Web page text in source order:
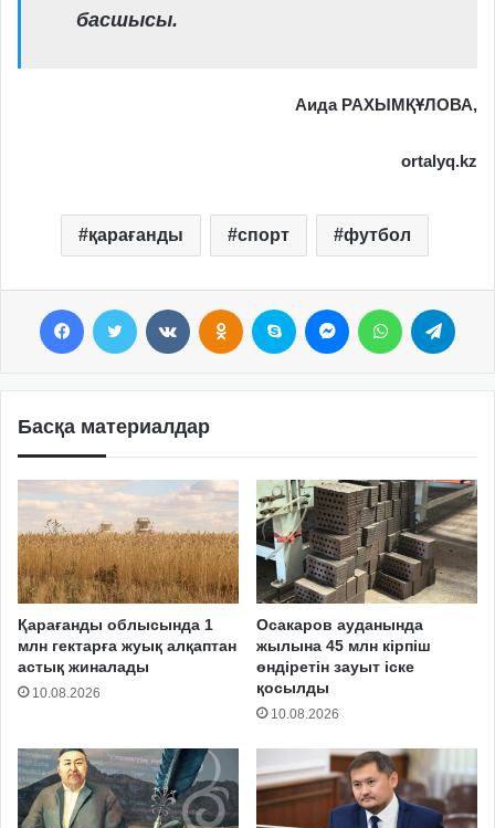
басшысы.
Аида РАХЫМҚҰЛОВА,
ortalyq.kz
қарағанды спорт футбол
Басқа материалдар
Қарағанды облысында 1
млн гектарға жуық алқаптан
астық жиналады
10.08.2026
Осакаров ауданында
жылына 45 млн кірпіш
өндіретін зауыт іске
қосылды
10.08.2026